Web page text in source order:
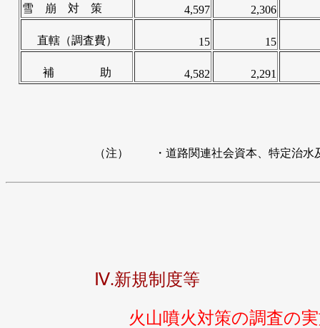
雪 崩 対 策 4,597 2,306
直轄（調査費） 15 15
補 助 4,582 2,291
（注） ・道路関連社会資本、特定治
Ⅳ.新規制度等
火山噴火対策の調査の実